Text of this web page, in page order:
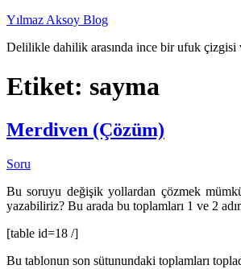
İçeriğe
Yılmaz Aksoy Blog
Delilikle dahilik arasında ince bir ufuk çizgisi
Etiket: sayma
Merdiven (Çözüm)
Soru
Bu soruyu değişik yollardan çözmek
yazabiliriz? Bu arada bu toplamları 1 ve 2
[table id=18 /]
Bu tablonun son sütunundaki toplamları